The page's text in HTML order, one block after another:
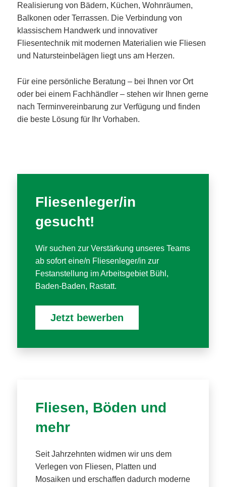
Realisierung von Bädern, Küchen, Wohnräumen,
Balkonen oder Terrassen. Die Verbindung von
klassischem Handwerk und innovativer
Fliesentechnik mit modernen Materialien wie Fliesen
und Natursteinbelägen liegt uns am Herzen.
Für eine persönliche Beratung – bei Ihnen vor Ort
oder bei einem Fachhändler – stehen wir Ihnen gerne
nach Terminvereinbarung zur Verfügung und finden
die beste Lösung für Ihr Vorhaben.
Fliesen, Böden und
mehr
Seit Jahrzehnten widmen wir uns dem
Verlegen von Fliesen, Platten und
Mosaiken und erschaffen dadurch moderne
Fliesen­leger/in
gesucht!
Wir suchen zur Verstärkung unseres Teams
ab sofort eine/n Fliesenleger/in zur
Festanstellung im Arbeitsgebiet Bühl,
Baden-Baden, Rastatt.
Jetzt bewerben